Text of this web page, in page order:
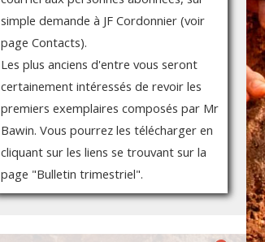
simple demande à JF Cordonnier (voir
page Contacts).
Les plus anciens d'entre vous seront
certainement intéressés de revoir les
premiers exemplaires composés par Mr
Bawin. Vous pourrez les télécharger en
cliquant sur les liens se trouvant sur la
page "Bulletin trimestriel".